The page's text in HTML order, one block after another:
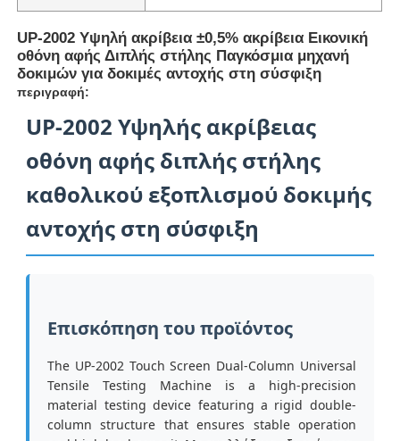
Αρχική Σελίδα
Σχετικά με εμάς
Γύρος εργοστασίων
επαφή
Ζητήστε ένα απόσπασμα
UP-2002 Υψηλή ακρίβεια ±0,5% ακρίβεια Εικονική
οθόνη αφής Διπλής στήλης Παγκόσμια μηχανή
δοκιμών για δοκιμές αντοχής στη σύσφιξη
περιγραφή:
UP-2002 Υψηλής ακρίβειας
οθόνη αφής διπλής στήλης
καθολικού εξοπλισμού δοκιμής
αντοχής στη σύσφιξη
Επισκόπηση του προϊόντος
The UP-2002 Touch Screen Dual-Column Universal
Tensile Testing Machine is a high-precision
material testing device featuring a rigid double-
column structure that ensures stable operation